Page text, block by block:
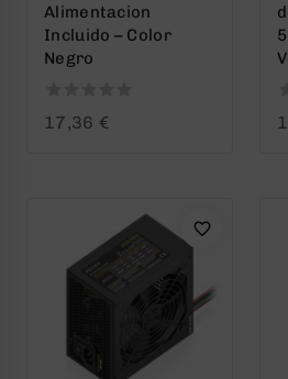
Alimentacion
Incluido – Color
Negro
017,36 €
0